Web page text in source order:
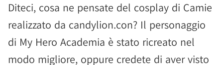
Diteci, cosa ne pensate del cosplay di Camie
realizzato da candylion.con? Il personaggio
di My Hero Academia è stato ricreato nel
modo migliore, oppure credete di aver visto